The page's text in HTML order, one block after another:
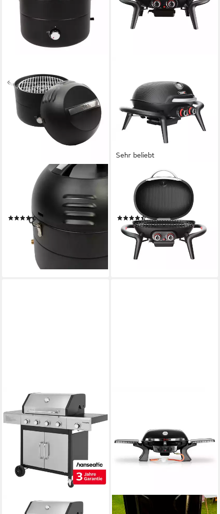
Camping-Gasgrill Grill-To-Go,
Edelstahl-Brenner, 2,5 kW,
(9)
99,99 €
lieferbar - in 3-4 Werktagen bei dir
Sehr beliebt
Gasgrill, KENAI, Tischgrill,
Piezozündung, 2 Brenner,
Schwarz
(29)
ab 99,00 € 199,99 €
-50%
lieferbar - in 3-4 Werktagen bei dir